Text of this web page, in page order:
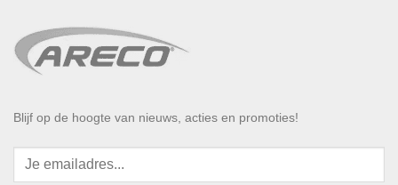
Blijf op de hoogte van nieuws, acties en promoties!